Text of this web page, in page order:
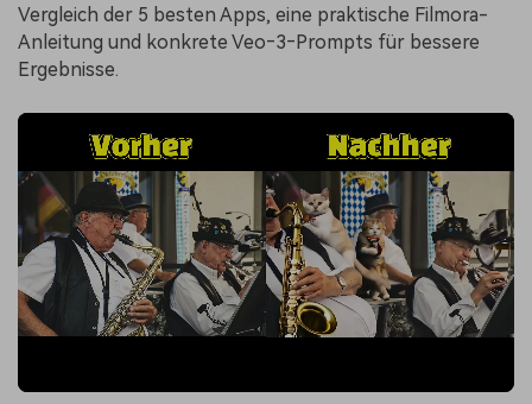
Vergleich der 5 besten Apps, eine praktische Filmora-
Anleitung und konkrete Veo‑3‑Prompts für bessere
Ergebnisse.